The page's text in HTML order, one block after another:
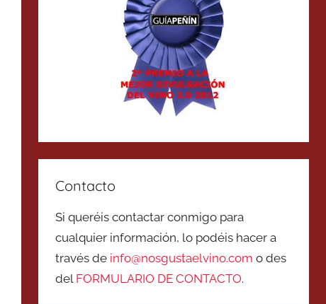
Contacto
Si queréis contactar conmigo para
cualquier información, lo podéis hacer a
través de info@nosgustaelvino.com o des
del FORMULARIO DE CONTACTO.